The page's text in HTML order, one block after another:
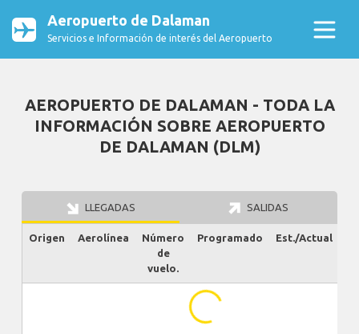
Aeropuerto de Dalaman
Servicios e Información de interés del Aeropuerto
AEROPUERTO DE DALAMAN - TODA LA
INFORMACIÓN SOBRE AEROPUERTO
DE DALAMAN (DLM)
LLEGADAS SALIDAS
Origen Aerolínea
Número
de
vuelo.
Programado Est./Actual
...